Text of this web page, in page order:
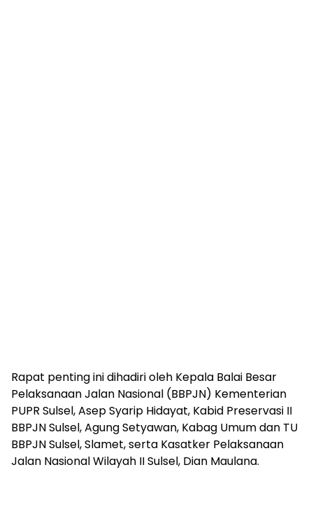
Rapat penting ini dihadiri oleh Kepala Balai Besar
Pelaksanaan Jalan Nasional (BBPJN) Kementerian
PUPR Sulsel, Asep Syarip Hidayat, Kabid Preservasi II
BBPJN Sulsel, Agung Setyawan, Kabag Umum dan TU
BBPJN Sulsel, Slamet, serta Kasatker Pelaksanaan
Jalan Nasional Wilayah II Sulsel, Dian Maulana.